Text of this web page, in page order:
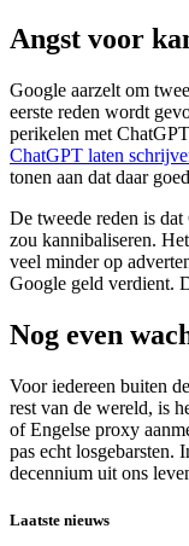
Angst voor
Google aarzelt om
eerste reden wordt
perikelen met
ChatGPT laten
tonen aan dat daar
De tweede reden is
zou kannibaliseren.
veel minder op
Google geld verdient.
Nog even
Voor iedereen buiten
rest van de wereld, is
of Engelse proxy
pas echt losgebarsten.
decennium uit ons
Laatste nieuws